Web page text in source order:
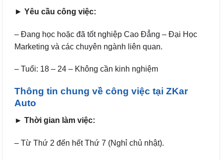
► Yêu cầu công việc:
– Đang học hoặc đã tốt nghiệp Cao Đẳng – Đại Học
Marketing và các chuyên ngành liên quan.
– Tuổi: 18 – 24 – Không cần kinh nghiệm
Thông tin chung về công việc tại ZKar
Auto
► Thời gian làm việc:
– Từ Thứ 2 đến hết Thứ 7 (Nghỉ chủ nhật).